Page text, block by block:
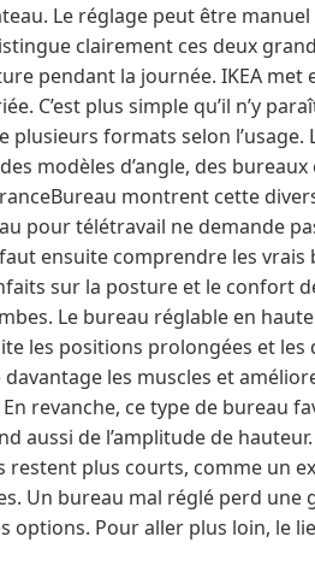
Le réglage peut être
clairement ces deux
pendant la journée. IKEA
C’est plus simple qu’il n’y
plusieurs formats selon
modèles d’angle, des
montrent cette
pour télétravail ne demande
ensuite comprendre les
sur la posture et le confort
Le bureau réglable en
les positions prolongées et les
les muscles et
revanche, ce type de bureau
aussi de l’amplitude de
restent plus courts, comme un
Un bureau mal réglé perd
options. Pour aller plus loin, le